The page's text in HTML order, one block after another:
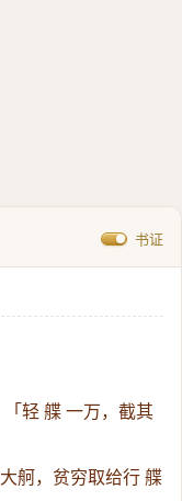
书证
「轻 艓 一万，截其
大舸，贫穷取给行 艓